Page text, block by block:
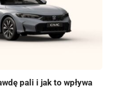
pali i jak to wpływa